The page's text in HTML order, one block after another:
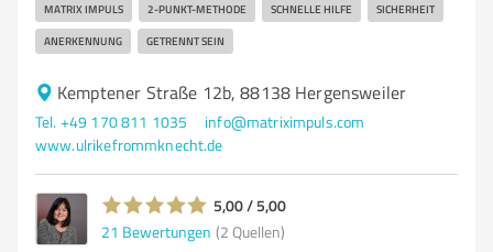
MATRIX IMPULS 2-PUNKT-METHODE SCHNELLE HILFE SICHERHEIT
ANERKENNUNG GETRENNT SEIN
Kemptener Straße 12b, 88138 Hergensweiler
Tel. +49 170 811 1035
info@matriximpuls.com
www.ulrikefrommknecht.de
5,00 / 5,00
21 Bewertungen (2 Quellen)